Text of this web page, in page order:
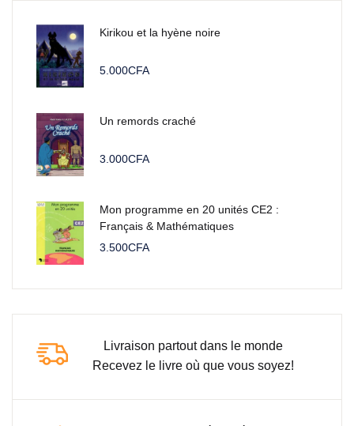
Kirikou et la hyène noire
5.000CFA
Un remords craché
3.000CFA
Mon programme en 20 unités CE2 :
Français & Mathématiques
3.500CFA
Livraison partout dans le monde
Recevez le livre où que vous soyez!